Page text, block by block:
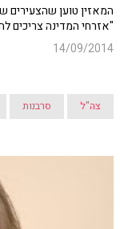
המאזין טוען שהצעירים
"אזרחי המדינה צריכים
14/09/2014
צה"ל סרבנות